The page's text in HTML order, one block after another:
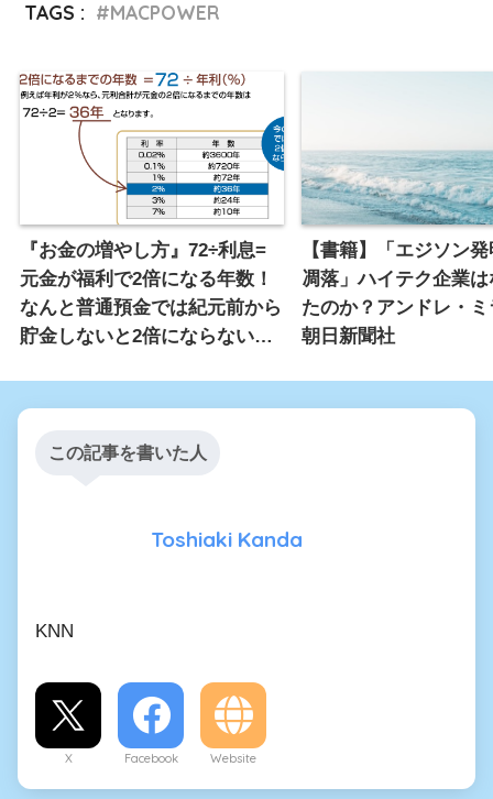
TAGS :
MACPOWER
『お金の増やし方』72÷利息=
元金が福利で2倍になる年数！
なんと普通預金では紀元前から
貯金しないと2倍にならない…
【書籍】「エジソン
凋落」ハイテク企業
たのか？アンドレ・
朝日新聞社
この記事を書いた人
Toshiaki Kanda
KNN
X Facebook Website